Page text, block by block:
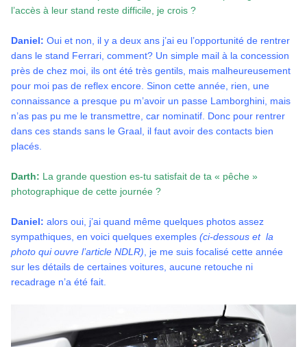
l’accès à leur stand reste difficile, je crois ?
Daniel: Oui et non, il y a deux ans j’ai eu l’opportunité de rentrer
dans le stand Ferrari, comment? Un simple mail à la concession
près de chez moi, ils ont été très gentils, mais malheureusement
pour moi pas de reflex encore. Sinon cette année, rien, une
connaissance a presque pu m’avoir un passe Lamborghini, mais
n’as pas pu me le transmettre, car nominatif. Donc pour rentrer
dans ces stands sans le Graal, il faut avoir des contacts bien
placés.
Darth: La grande question es-tu satisfait de ta « pêche »
photographique de cette journée ?
Daniel: alors oui, j’ai quand même quelques photos assez
sympathiques, en voici quelques exemples (ci-dessous et la
photo qui ouvre l’article NDLR) , je me suis focalisé cette année
sur les détails de certaines voitures, aucune retouche ni
recadrage n’a été fait.